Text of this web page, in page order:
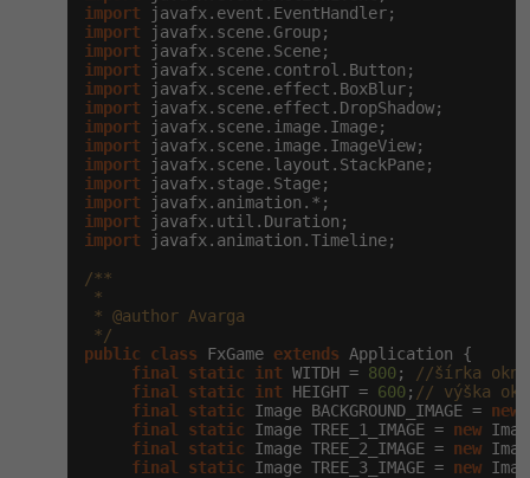
Copywriter
WordPress specialista
SEO specialista
Algoritmy -41%
Umělá inteligence (AI) -10%
Pro děti
Více
Kurzy e-commerce
Testování softwaru
Datová analýza
Kurzy designu
HTML/CSS -80%
Příběhy absolventů
import
import
import
import
import
import
import
import
import
import
import
import
import javafx.animation.Timeline;
/**
*
* @author Avarga
*/
public
class FxGame extends Application {
final
static int WITDH = 800;
//šírka okna
final
static int HEIGHT = 600; // výška
final
static Image BACKGROUND_IMAGE = new
final
static Image TREE_1_IMAGE = new
final
static Image TREE_2_IMAGE = new
final
static Image TREE_3_IMAGE = new